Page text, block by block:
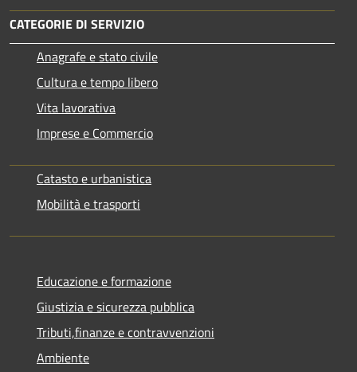
CATEGORIE DI SERVIZIO
Anagrafe e stato civile
Cultura e tempo libero
Vita lavorativa
Imprese e Commercio
Catasto e urbanistica
Mobilità e trasporti
Educazione e formazione
Giustizia e sicurezza pubblica
Tributi,finanze e contravvenzioni
Ambiente